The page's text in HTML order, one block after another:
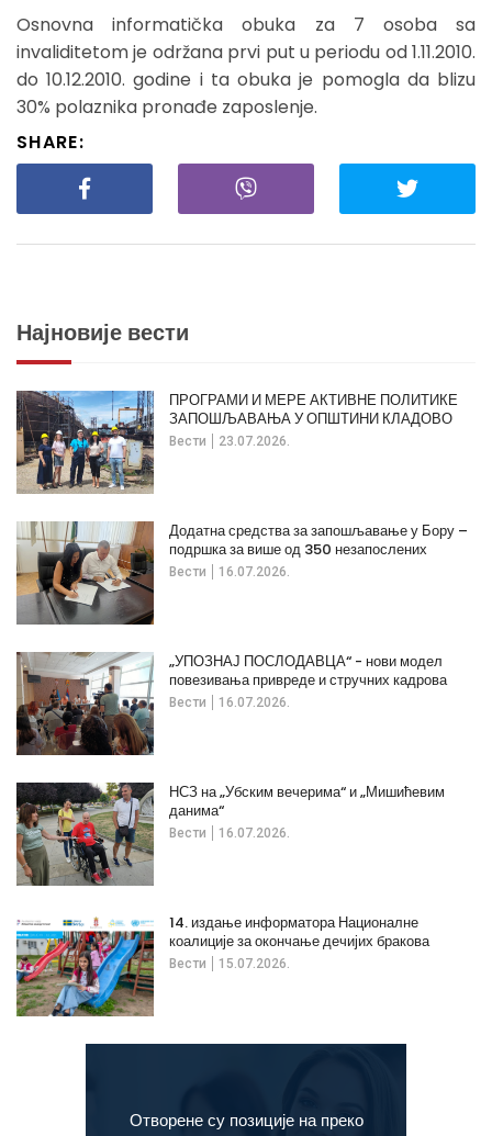
Osnovna informatička obuka za 7 osoba sa
invaliditetom je održana prvi put u periodu od 1.11.2010.
do 10.12.2010. godine i ta obuka je pomogla da blizu
30% polaznika pronađe zaposlenje.
SHARE:
Најновије вести
Вести 23.07.2026.
ПРОГРАМИ И МЕРЕ АКТИВНЕ ПОЛИТИКЕ
ЗАПОШЉАВАЊА У ОПШТИНИ КЛАДОВО
Вести 16.07.2026.
Додатна средства за запошљавање у Бору –
подршка за више од 350 незапослених
Вести 16.07.2026.
„УПОЗНАЈ ПОСЛОДАВЦА“ - нови модел
повезивања привреде и стручних кадрова
Вести 16.07.2026.
НСЗ на „Убским вечерима“ и „Мишићевим
данима“
Вести 15.07.2026.
14. издање информатора Националне
коалиције за окончање дечијих бракова
Отворене су позиције на преко